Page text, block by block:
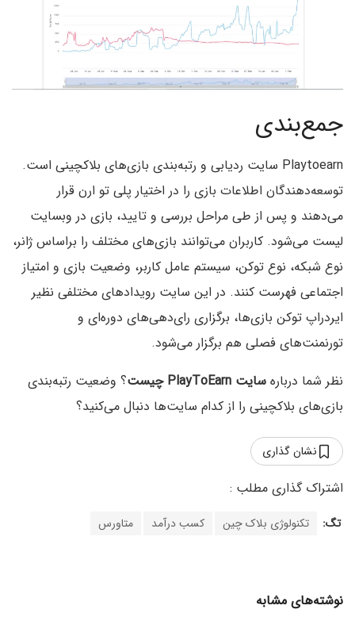
جمع‌بندی
Playtoearn سایت ردیابی و رتبه‌بندی بازی‌های بلاکچینی است.
توسعه‌دهندگان اطلاعات بازی را در اختیار پلی تو ارن قرار
می‌دهند و پس از طی مراحل بررسی و تایید، بازی در وبسایت
لیست می‌شود. کاربران می‌توانند بازی‌های مختلف را براساس ژانر،
نوع شبکه، نوع توکن، سیستم عامل کاربر، وضعیت بازی و امتیاز
اجتماعی فهرست کنند. در این سایت رویدادهای مختلفی نظیر
ایردراپ توکن بازی‌ها، برگزاری رای‌دهی‌های دوره‌ای و
تورنمنت‌های فصلی هم برگزار می‌شود.
نظر شما درباره سایت PlayToEarn چیست
؟ وضعیت رتبه‌بندی
بازی‌های بلاکچینی را از کدام سایت‌ها دنبال می‌کنید؟
نشان گذاری
تگ: تکنولوژی بلاک چین کسب درآمد متاورس
نوشته‌های مشابه